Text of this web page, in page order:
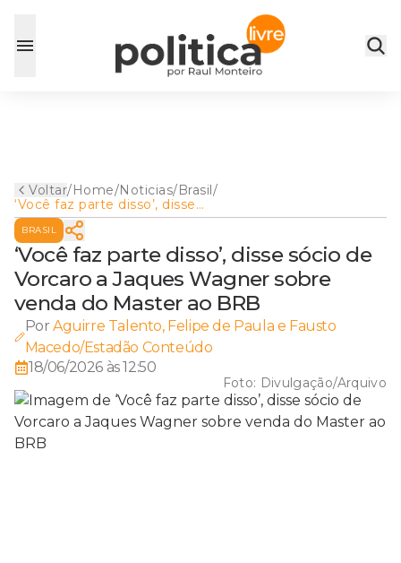
Voltar/Home/Noticias/Brasil/
‘Você faz parte disso’, disse
sócio de Vorcaro a Jaques
Wagner sobre venda do
Master ao BRB
BRASIL
‘Você faz parte disso’, disse sócio de
Vorcaro a Jaques Wagner sobre
venda do Master ao BRB
Por Aguirre Talento, Felipe de Paula e Fausto
Macedo/Estadão Conteúdo
18/06/2026 às 12:50
Foto: Divulgação/Arquivo